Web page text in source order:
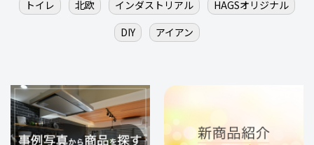
トイレ
北欧 インダストリアル
HAGSオリジナル
DIY
アイアン